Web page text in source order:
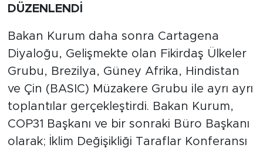
DÜZENLENDİ
Bakan Kurum daha sonra Cartagena
Diyaloğu, Gelişmekte olan Fikirdaş Ülkeler
Grubu, Brezilya, Güney Afrika, Hindistan
ve Çin (BASIC) Müzakere Grubu ile ayrı ayrı
toplantılar gerçekleştirdi. Bakan Kurum,
COP31 Başkanı ve bir sonraki Büro Başkanı
olarak; İklim Değişikliği Taraflar Konferansı